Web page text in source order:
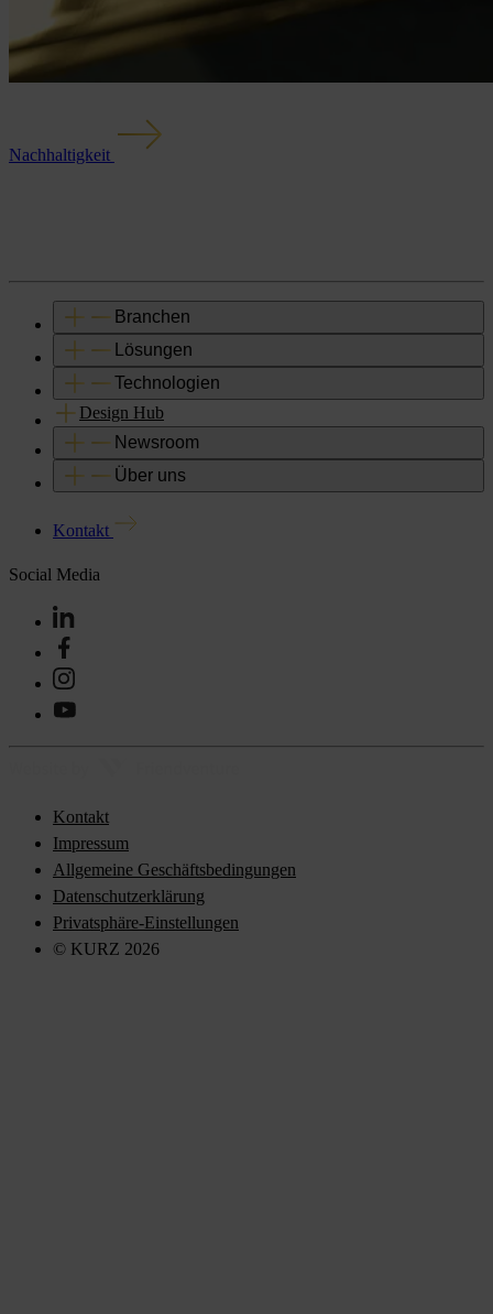
Nachhaltigkeit
Branchen
Lösungen
Technologien
Design Hub
Newsroom
Über uns
Kontakt
Social Media
Kontakt
Impressum
Allgemeine Geschäftsbedingungen
Datenschutzerklärung
Privatsphäre-Einstellungen
© KURZ 2026